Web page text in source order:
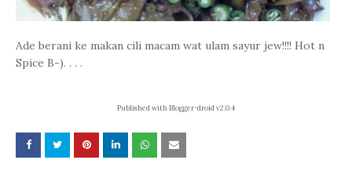
Ade berani ke makan cili macam wat ulam sayur jew!!!! Hot n
Spice B-). . . .
Published with Blogger-droid v2.0.4